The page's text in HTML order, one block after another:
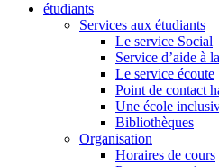
étudiants
Services aux étudiants
Le service Social
Service d’aide à
Le service écoute
Point de contact
Une école
Bibliothèques
Organisation
Horaires de cours